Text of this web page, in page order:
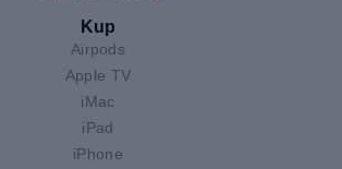
Kup
Airpods
Apple TV
iMac
iPad
iPhone